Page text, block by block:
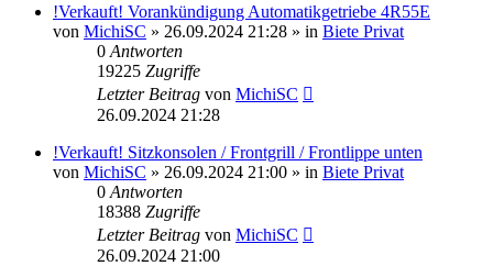
!Verkauft! Vorankündigung Automatikgetriebe 4R55E
von MichiSC » 26.09.2024 21:28 » in Biete Privat
0 Antworten
19225 Zugriffe
Letzter Beitrag von MichiSC
26.09.2024 21:28
!Verkauft! Sitzkonsolen / Frontgrill / Frontlippe unten
von MichiSC » 26.09.2024 21:00 » in Biete Privat
0 Antworten
18388 Zugriffe
Letzter Beitrag von MichiSC
26.09.2024 21:00